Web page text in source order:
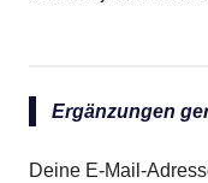
Ergänzungen
Deine E-Mail-